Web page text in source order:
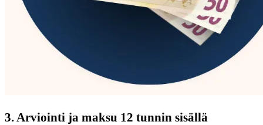
3. Arviointi ja maksu 12 tunnin sisällä